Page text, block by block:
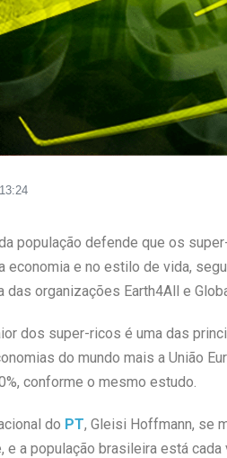
população defende que os
economia e no estilo de vida,
das organizações Earth4All e
dos super-ricos é uma das
do mundo mais a União
conforme o mesmo estudo.
do PT, Gleisi Hoffmann, se
e a população brasileira está